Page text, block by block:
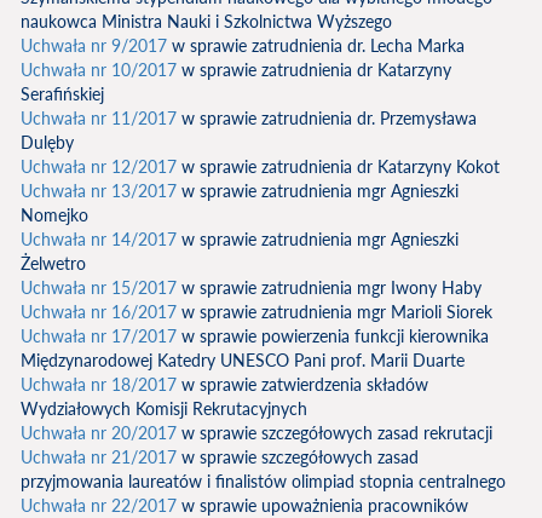
naukowca Ministra Nauki i Szkolnictwa Wyższego
Uchwała nr 9/2017 w sprawie zatrudnienia dr. Lecha Marka
Uchwała nr 10/2017 w sprawie zatrudnienia dr Katarzyny
Serafińskiej
Uchwała nr 11/2017 w sprawie zatrudnienia dr. Przemysława
Dulęby
Uchwała nr 12/2017 w sprawie zatrudnienia dr Katarzyny Kokot
Uchwała nr 13/2017 w sprawie zatrudnienia mgr Agnieszki
Nomejko
Uchwała nr 14/2017 w sprawie zatrudnienia mgr Agnieszki
Żelwetro
Uchwała nr 15/2017 w sprawie zatrudnienia mgr Iwony Haby
Uchwała nr 16/2017 w sprawie zatrudnienia mgr Marioli Siorek
Uchwała nr 17/2017 w sprawie powierzenia funkcji kierownika
Międzynarodowej Katedry UNESCO Pani prof. Marii Duarte
Uchwała nr 18/2017 w sprawie zatwierdzenia składów
Wydziałowych Komisji Rekrutacyjnych
Uchwała nr 20/2017 w sprawie szczegółowych zasad rekrutacji
Uchwała nr 21/2017 w sprawie szczegółowych zasad
przyjmowania laureatów i finalistów olimpiad stopnia centralnego
Uchwała nr 22/2017 w sprawie upoważnienia pracowników